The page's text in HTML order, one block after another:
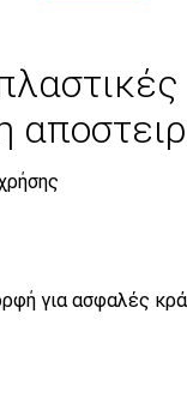
για ασφαλές